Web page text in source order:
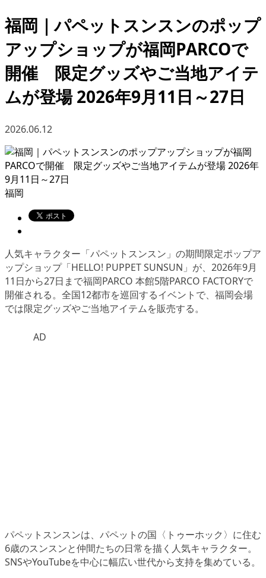
福岡｜パペットスンスンのポップ
アップショップが福岡PARCOで
開催 限定グッズやご当地アイテ
ムが登場 2026年9月11日～27日
2026.06.12
福岡
人気キャラクター「パペットスンスン」の期間限定ポップア
ップショップ「HELLO! PUPPET SUNSUN」が、2026年9月
11日から27日まで福岡PARCO 本館5階PARCO FACTORYで
開催される。全国12都市を巡回するイベントで、福岡会場
では限定グッズやご当地アイテムを販売する。
AD
パペットスンスンは、パペットの国〈トゥーホック〉に住む
6歳のスンスンと仲間たちの日常を描く人気キャラクター。
SNSやYouTubeを中心に幅広い世代から支持を集めている。